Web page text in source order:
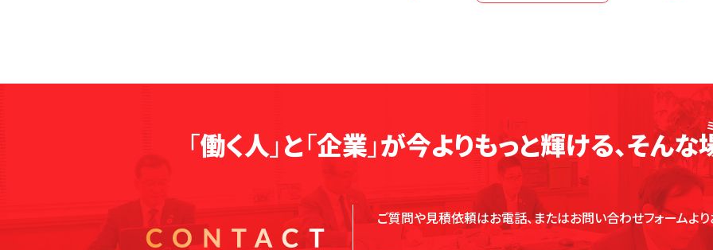
「働く人」と「企業」が今よりもっと輝ける、そんな
ご質問や見積依頼はお電話、またはお問い合わせフォームよ